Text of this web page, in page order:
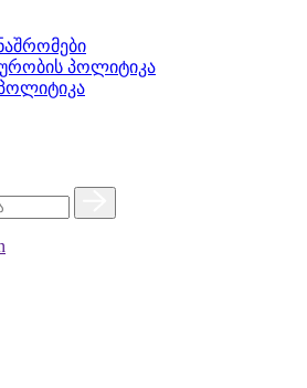
პოლიტიკა